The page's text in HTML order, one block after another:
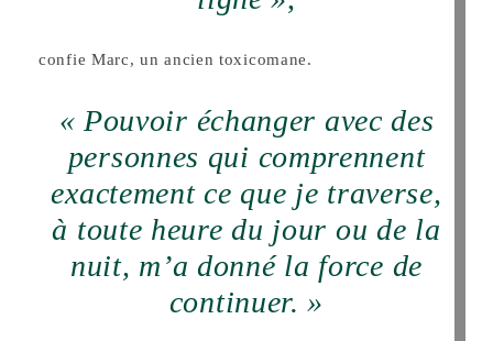
confie Marc, un ancien toxicomane.
« Pouvoir échanger avec des
personnes qui comprennent
exactement ce que je traverse,
à toute heure du jour ou de la
nuit, m’a donné la force de
continuer. »